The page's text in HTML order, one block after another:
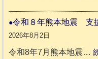
令和８年熊本地震 支
2026年8月2日
令和8年7月熊本地震…